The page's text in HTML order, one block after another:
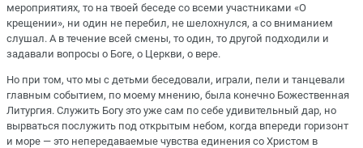
мероприятиях, то на твоей беседе со всеми участниками «О
крещении», ни один не перебил, не шелохнулся, а со вниманием
слушал. А в течение всей смены, то один, то другой подходили и
задавали вопросы о Боге, о Церкви, о вере.
Но при том, что мы с детьми беседовали, играли, пели и танцевали
главным событием, по моему мнению, была конечно Божественная
Литургия. Служить Богу это уже сам по себе удивительный дар, но
вырваться послужить под открытым небом, когда впереди горизонт
и море — это непередаваемые чувства единения со Христом в